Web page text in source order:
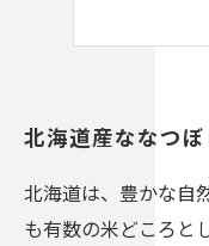
北海道産ななつぼ
北海道は、豊かな自
も有数の米どころと